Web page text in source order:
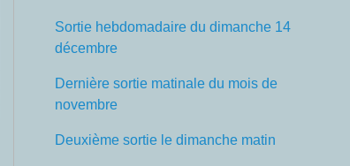
Sortie hebdomadaire du dimanche 14
décembre
Dernière sortie matinale du mois de
novembre
Deuxième sortie le dimanche matin